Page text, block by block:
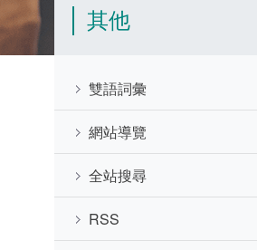
其他
雙語詞彙
網站導覽
全站搜尋
RSS